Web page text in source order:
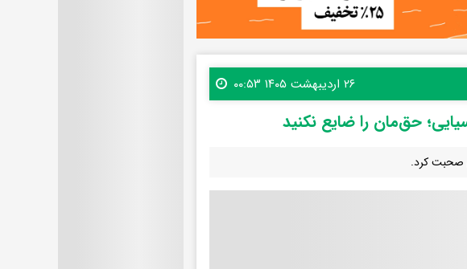
۲۶ اردیبهشت ۱۴۰۵ ۰۰:۵۳
حق‌مان را ضایع نکنید
صحبت کرد.